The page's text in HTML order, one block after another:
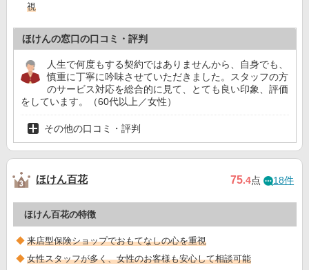
視
ほけんの窓口の口コミ・評判
人生で何度もする契約ではありませんから、自身でも、
慎重に丁寧に吟味させていただきました。スタッフの方
のサービス対応を総合的に見て、とても良い印象、評価
をしています。（60代以上／女性）
その他の口コミ・評判
ほけん百花 75.4点 18件
ほけん百花の特徴
来店型保険ショップでおもてなしの心を重視
女性スタッフが多く、女性のお客様も安心して相談可能